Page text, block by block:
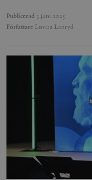
Publicerad 3 juni 2025
Författare Lovisa Lanryd